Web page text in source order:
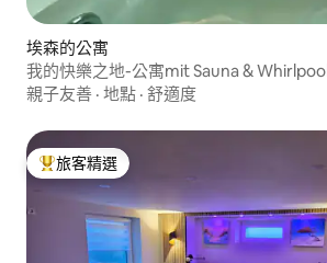
埃森的公寓
我的快樂之地-公寓mit Sauna & Whirlpool
親子友善 · 地點 · 舒適度
旅客精選榜首
旅客精選